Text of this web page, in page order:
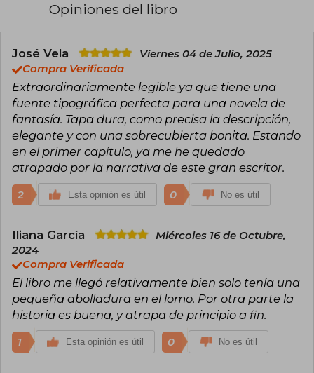
para jóvenes adultos, como The Reckoners, la
fantasía de Robert Jordan La Rueda del Tiempo.
Sanderson ha creado varias novelas gráficas de
Creó las Leyes de la Magia de Sanderson y
popularizó la idea de sistemas de «magia dura» y
«magia blanda». ​En 2008, Sanderson inició un
podcast con el escritor Dan Wells y el dibujante
Howard Tayler llamado Writing Excuses, en el
que se tratan temas sobre crear escritura de
géneros y webcómics. En 2016, la compañía de
medios estadounidense DMG Entertainment
obtiene los derechos de todo el universo de
entonces los derechos han vuelto a manos de
Sanderson. La campaña de Kickstarter de
más exitosa de la historia, con 185.341 donantes
que prometieron 41'754.153 dólares.
Nacido en Nebraska,​ es miembro de la Iglesia
de Jesucristo de los Santos de los Últimos Días
(mormón) y actualmente reside en Provo (Utah),
con su esposa Emily con la que contrajo
matrimonio el 7 de julio de 2006.​ Obtuvo un
Opiniones del libro
José Vela
Viernes 04 de Julio, 2025
Compra Verificada
Extraordinariamente legible ya que tiene una
fuente tipográfica perfecta para una novela de
fantasía. Tapa dura, como precisa la descripción,
elegante y con una sobrecubierta bonita. Estando
en el primer capítulo, ya me he quedado
atrapado por la narrativa de este gran escritor.
2 Esta opinión es útil 0 No es útil
Iliana García
Miércoles 16 de Octubre,
2024
Compra Verificada
El libro me llegó relativamente bien solo tenía una
pequeña abolladura en el lomo. Por otra parte la
historia es buena, y atrapa de principio a fin.
1 Esta opinión es útil 0 No es útil